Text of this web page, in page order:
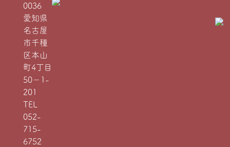
0036
愛知県
名古屋
市千種
区本山
町4丁目
50−1-
201
TEL
052-
715-
6752